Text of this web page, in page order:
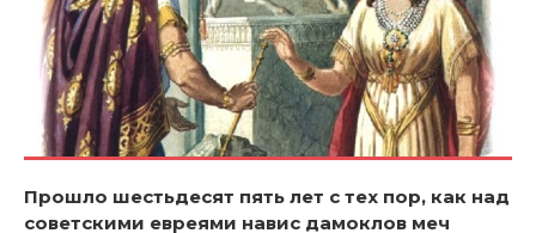
Прошло шестьдесят пять лет с тех пор, как над
советскими евреями навис дамоклов меч